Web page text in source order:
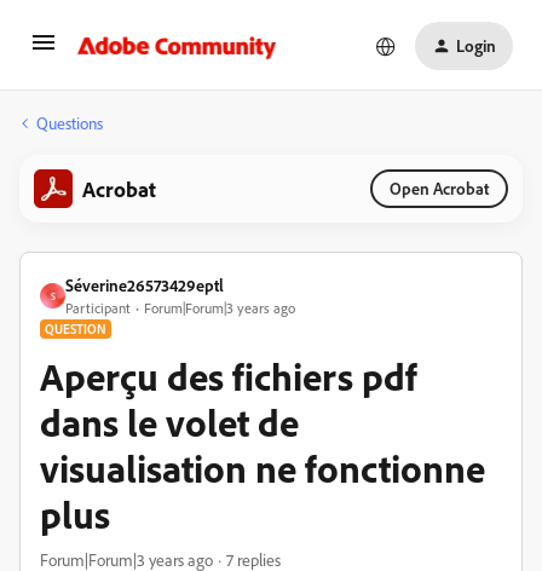
Login
Questions
Acrobat Open Acrobat
S
Séverine26573429eptl
Participant Forum|Forum|3 years ago
QUESTION
Aperçu des fichiers pdf
dans le volet de
visualisation ne fonctionne
plus
Forum|Forum|3 years ago 7 replies